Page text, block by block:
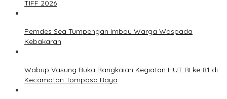
TIFF 2026
Pemdes Sea Tumpengan Imbau Warga Waspada
Kebakaran
Wabup Vasung Buka Rangkaian Kegiatan HUT RI ke-81 di
Kecamatan Tompaso Raya